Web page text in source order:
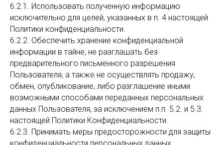
6.2.1. Использовать полученную информацию
исключительно для целей, указанных в п. 4 настоящей
Политики конфиденциальности.
6.2.2. Обеспечить хранение конфиденциальной
информации в тайне, не разглашать без
предварительного письменного разрешения
Пользователя, а также не осуществлять продажу,
обмен, опубликование, либо разглашение иными
возможными способами переданных персональных
данных Пользователя, за исключением п.п. 5.2. и 5.3.
настоящей Политики Конфиденциальности.
6.2.3. Принимать меры предосторожности для защиты
Адрес:г. Санкт-Петербург, метро Чёрная
Речка, ул. Савушкина д.55
Email:
contact@cgeng.pro